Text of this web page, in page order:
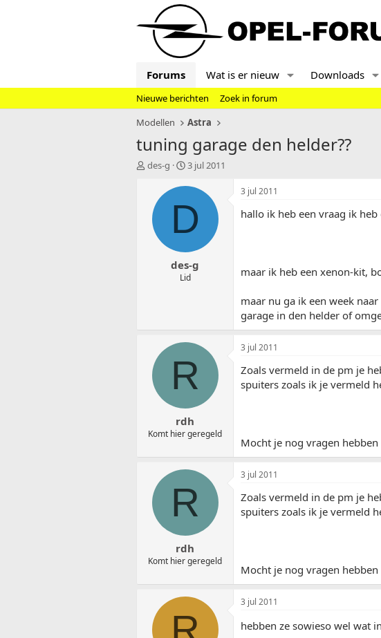
Forums Wat is er nieuw Downloads
Nieuwe berichten
Zoek in forum
Modellen
Astra
tuning garage den helder??
T
des-g
S
a
d
t
u
m
3 jul 2011
D
des-g
Lid
3 jul 2011
hallo ik heb een vraag ik
maar ik heb een xenon-kit,
maar nu ga ik een week
garage in den helder of
R
rdh
Komt hier geregeld
3 jul 2011
Zoals vermeld in de pm je
spuiters zoals ik je vermeld
Mocht je nog vragen
R
rdh
Komt hier geregeld
3 jul 2011
Zoals vermeld in de pm je
spuiters zoals ik je vermeld
Mocht je nog vragen
3 jul 2011
hebben ze sowieso wel wat